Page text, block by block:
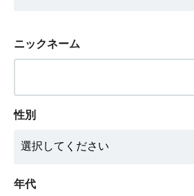
ニックネーム
性別
年代